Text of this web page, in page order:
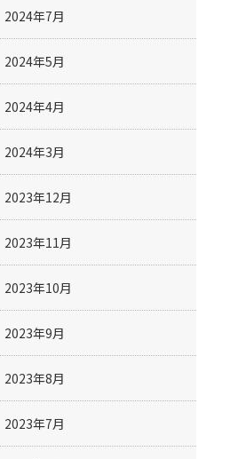
2024年7月
2024年5月
2024年4月
2024年3月
2023年12月
2023年11月
2023年10月
2023年9月
2023年8月
2023年7月